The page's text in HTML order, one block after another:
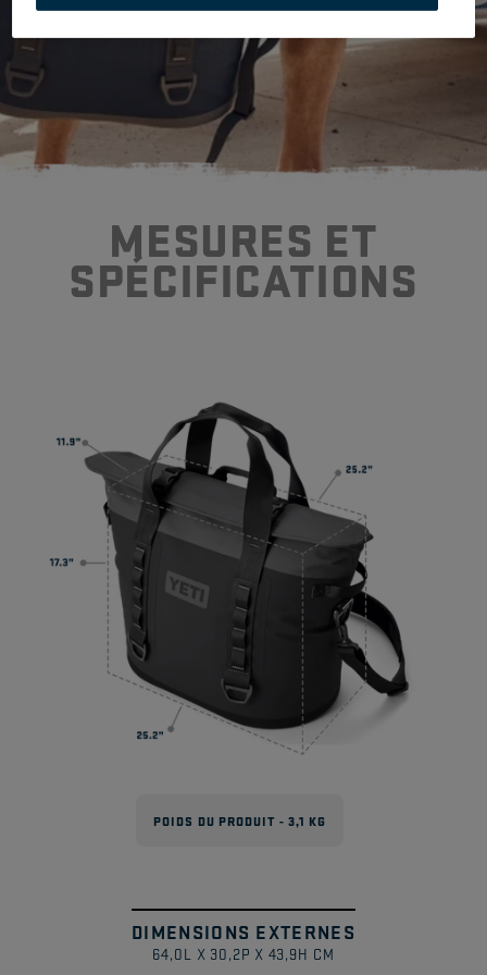
MESURES ET
SPÉCIFICATIONS
POIDS DU PRODUIT - 3,1 KG
DIMENSIONS EXTERNES
64,0L X 30,2P X 43,9H CM
1 /